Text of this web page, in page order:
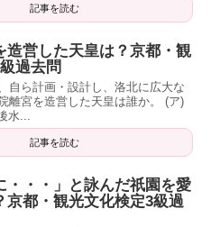
記事を読む
造営した天皇は？京都・観
過去問
自ら計画・設計し、洛北に広大な
離宮を造営した天皇は誰か。 (ア)
水...
記事を読む
・・・」と詠んだ祇園を愛
京都・観光文化検定3級過